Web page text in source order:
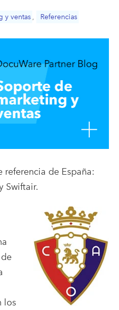
y ventas , Referencias
referencia de España:
Swiftair.
los